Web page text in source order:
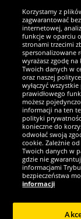
Partnerzy i
Korzystamy z
zagwarantować
internetowej,
funkcje w oparciu
stronami trzecimi
spersonalizowane
wyrażasz zgodę
Twoich danych w
oraz naszej
wyłączyć
prawidłowego
możesz
informacji na ten
polityki
konieczne do
odwołać swoją
cookie. Zależnie
Twoich danych w
gdzie nie
informacjami
bezpieczeństwa
informacji